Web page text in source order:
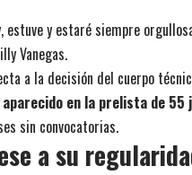
estuve y estaré siempre
Vanegas.
a la decisión del cuerpo
en la prelista de 55
sin convocatorias.
a su